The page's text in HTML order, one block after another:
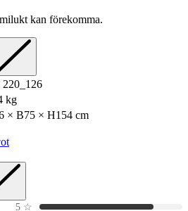
kan förekomma.
220_126
kg
× B75 × H154 cm
5 ☆